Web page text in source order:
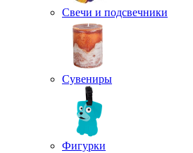
Свечи и подсвечники
Сувениры
Фигурки